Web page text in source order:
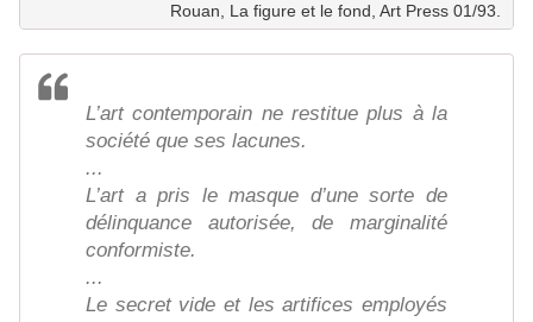
Rouan, La figure et le fond, Art Press 01/93.
L’art contemporain ne restitue plus à la
société que ses lacunes.
...
L’art a pris le masque d’une sorte de
délinquance autorisée, de marginalité
conformiste.
...
Le secret vide et les artifices employés